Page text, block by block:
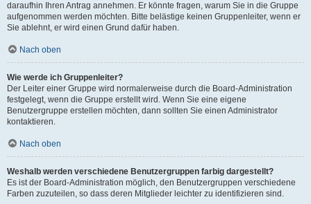
daraufhin Ihren Antrag annehmen. Er könnte fragen, warum Sie in die Gruppe
aufgenommen werden möchten. Bitte belästige keinen Gruppenleiter, wenn er
Sie ablehnt, er wird einen Grund dafür haben.
Nach oben
Wie werde ich Gruppenleiter?
Der Leiter einer Gruppe wird normalerweise durch die Board-Administration
festgelegt, wenn die Gruppe erstellt wird. Wenn Sie eine eigene
Benutzergruppe erstellen möchten, dann sollten Sie einen Administrator
kontaktieren.
Nach oben
Weshalb werden verschiedene Benutzergruppen farbig dargestellt?
Es ist der Board-Administration möglich, den Benutzergruppen verschiedene
Farben zuzuteilen, so dass deren Mitglieder leichter zu identifizieren sind.